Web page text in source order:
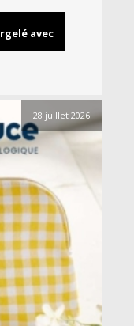
avec
28 juillet 2026